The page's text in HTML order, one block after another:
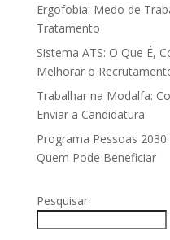
Ergofobia: Medo de
Tratamento
Sistema ATS: O Que É,
Melhorar o
Trabalhar na Modalfa:
Enviar a Candidatura
Programa Pessoas
Quem Pode Beneficiar
Pesquisar